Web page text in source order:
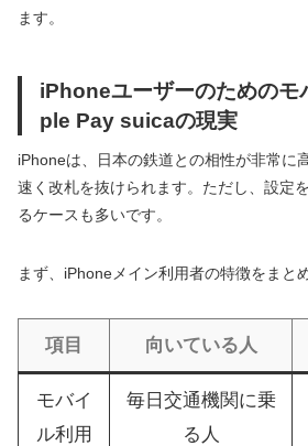
ます。
iPhoneユーザーのための
ple Pay suicaの現実
iPhoneは、日本の鉄道との相性が非常に
速く改札を抜けられます。ただし、設定
るケースも多いです。
まず、iPhoneメイン利用者の特徴をまと
項目 向いている人
モバイ
ル利用
毎日交通機関に乗
る人